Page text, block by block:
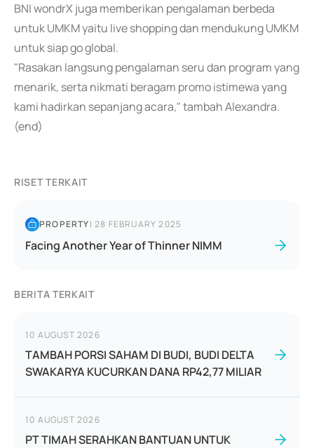
BNI wondrX juga memberikan pengalaman berbeda
untuk UMKM yaitu live shopping dan mendukung UMKM
untuk siap go global.
"Rasakan langsung pengalaman seru dan program yang
menarik, serta nikmati beragam promo istimewa yang
kami hadirkan sepanjang acara," tambah Alexandra.
(end)
RISET TERKAIT
PROPERTY|28 FEBRUARY 2025
Facing Another Year of Thinner NIMM
BERITA TERKAIT
10 AUGUST 2026
TAMBAH PORSI SAHAM DI BUDI, BUDI DELTA
SWAKARYA KUCURKAN DANA RP42,77 MILIAR
10 AUGUST 2026
PT TIMAH SERAHKAN BANTUAN UNTUK